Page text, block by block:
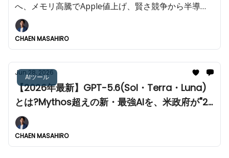
へ、メモリ高騰でApple値上げ、賢さ競争から半導
体・主権・組織の総力戦へ移った1週間!!️
CHAEN MASAHIRO
AIツール
Jun 28, 2026
【2026年最新】GPT-5.6(Sol・Terra・Luna)
とは?Mythos超えの新・最強AIを、米政府が"20
社限定"に封じた理由を完全解説
CHAEN MASAHIRO